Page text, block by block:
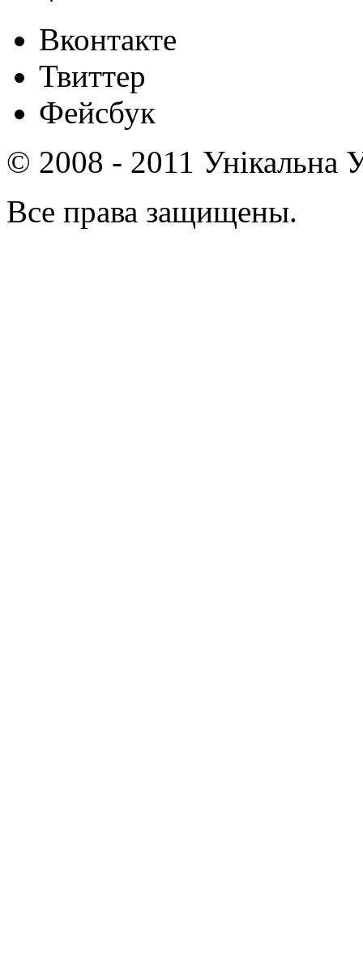
Вконтакте
Твиттер
Фейсбук
© 2008 - 2011 Унікальна
Все права защищены.